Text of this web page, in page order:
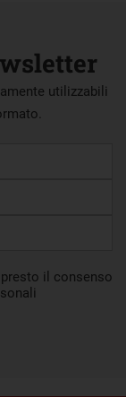
utilizzabili
il consenso